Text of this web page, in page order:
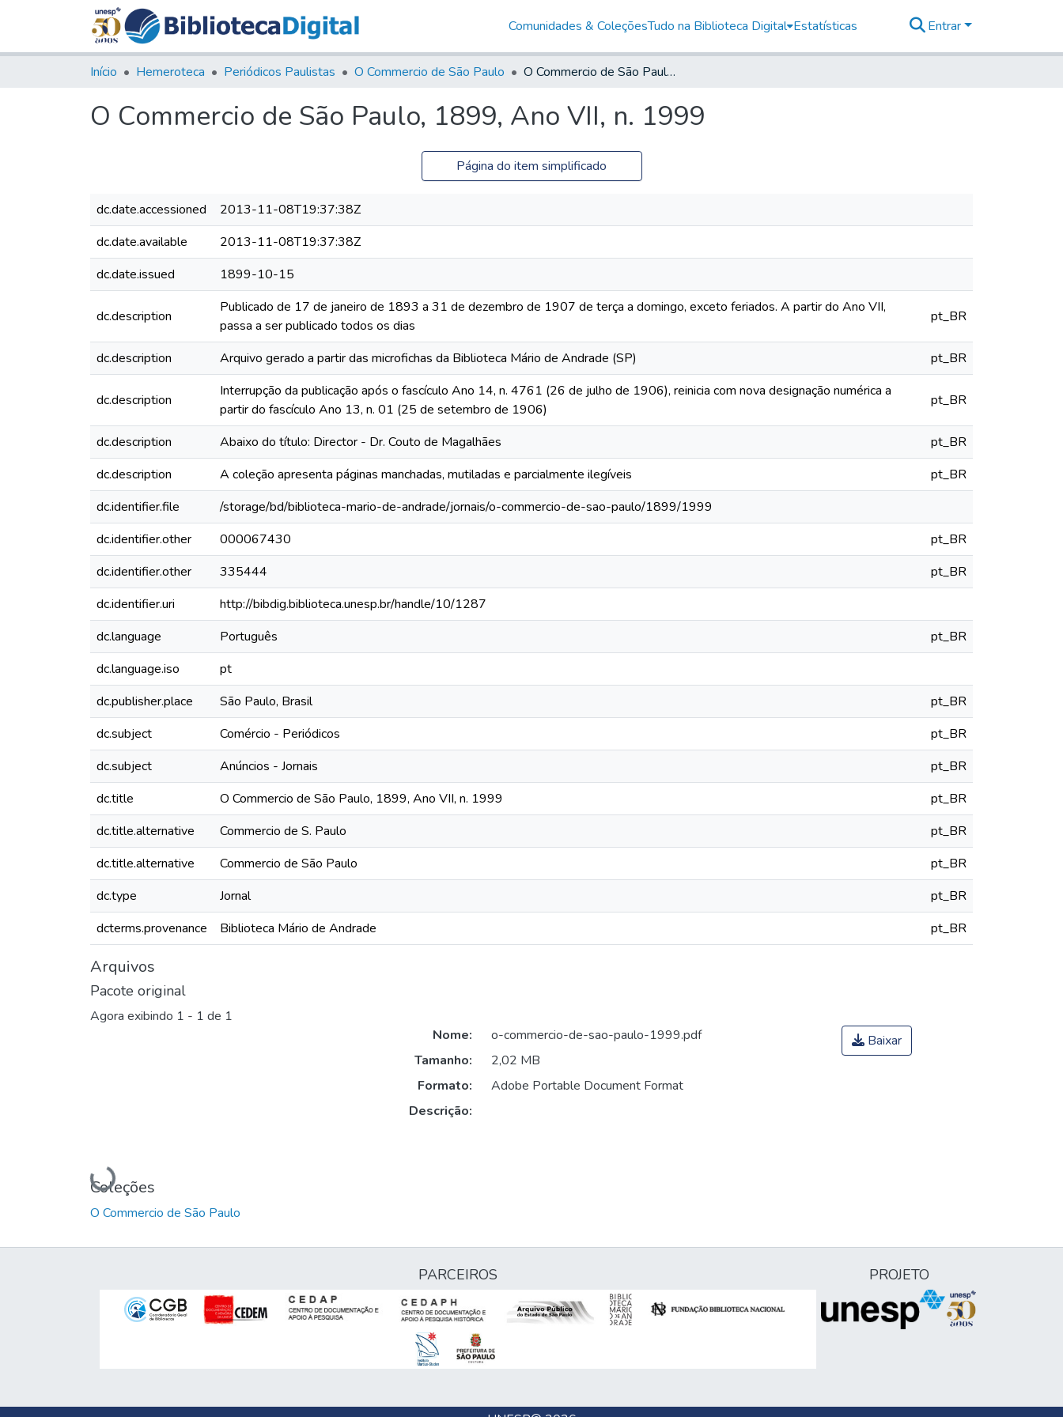
Comunidades & ColeçõesTudo na Biblioteca Digital Estatísticas Entrar
Início Hemeroteca Periódicos Paulistas O Commercio de São Paulo O Commercio de São Paulo, 1899, Ano VII, n. 1999
O Commercio de São Paulo, 1899, Ano VII, n. 1999
Página do item simplificado
dc.date.accessioned
2013-11-08T19:37:38Z
dc.date.available
2013-11-08T19:37:38Z
dc.date.issued
1899-10-15
dc.description
Publicado de 17 de janeiro de 1893 a 31 de dezembro de 1907 de terça a domingo, exceto feriados. A partir do Ano VII,
passa a ser publicado todos os dias
pt_BR
dc.description Arquivo gerado a partir das microfichas da Biblioteca Mário de Andrade (SP) pt_BR
dc.description
Interrupção da publicação após o fascículo Ano 14, n. 4761 (26 de julho de 1906), reinicia com nova designação numérica a
partir do fascículo Ano 13, n. 01 (25 de setembro de 1906)
pt_BR
dc.description Abaixo do título: Director - Dr. Couto de Magalhães
pt_BR
dc.description
A coleção apresenta páginas manchadas, mutiladas e parcialmente ilegíveis
pt_BR
dc.identifier.file
/storage/bd/biblioteca-mario-de-andrade/jornais/o-commercio-de-sao-paulo/1899/1999
dc.identifier.other
000067430
pt_BR
dc.identifier.other
335444
pt_BR
dc.identifier.uri
http://bibdig.biblioteca.unesp.br/handle/10/1287
dc.language
Português
pt_BR
dc.language.iso
pt
dc.publisher.place
São Paulo, Brasil
pt_BR
dc.subject
Comércio - Periódicos
pt_BR
dc.subject
Anúncios - Jornais
pt_BR
dc.title
O Commercio de São Paulo, 1899, Ano VII, n. 1999
pt_BR
dc.title.alternative
Commercio de S. Paulo
pt_BR
dc.title.alternative
Commercio de São Paulo
pt_BR
dc.type
Jornal
pt_BR
dcterms.provenance
Biblioteca Mário de Andrade pt_BR
Arquivos
Pacote original
Agora exibindo 1 - 1 de 1
Carregando...
Nome:
o-commercio-de-sao-paulo-1999.pdf
Tamanho:
2,02 MB
Formato:
Adobe Portable Document Format
Descrição:
Baixar
Coleções
O Commercio de São Paulo
PARCEIROS PROJETO